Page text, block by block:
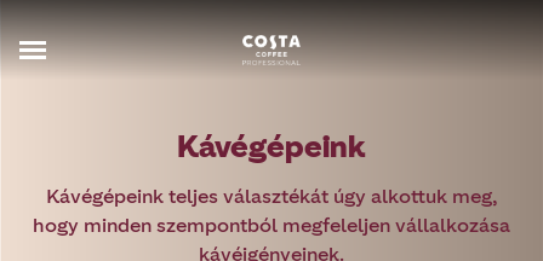
Kávégépeink
Kávégépeink teljes választékát úgy alkottuk meg,
hogy minden szempontból megfeleljen vállalkozása
kávéigényeinek.